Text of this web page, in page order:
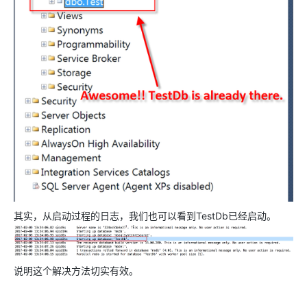
其实，从启动过程的日志，我们也可以看到TestDb已经启动。
说明这个解决方法切实有效。